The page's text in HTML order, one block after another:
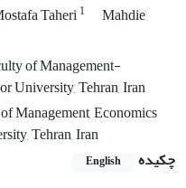
Taheri1
Mahdie
of Management-
University, Tehran, Iran
Management, Economics
Tehran, Iran
چکیده
English